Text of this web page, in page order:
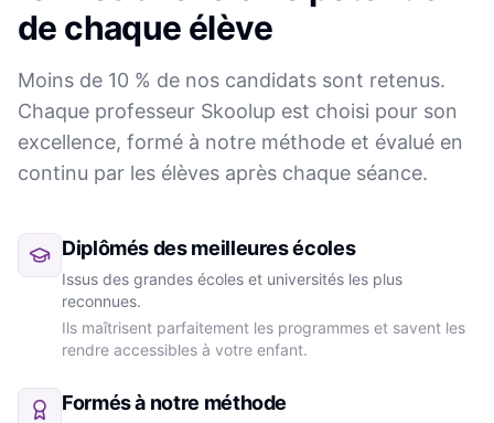
de chaque élève
Moins de 10 % de nos candidats sont retenus.
Chaque professeur Skoolup est choisi pour son
excellence, formé à notre méthode et évalué en
continu par les élèves après chaque séance.
Diplômés des meilleures écoles
Issus des grandes écoles et universités les plus
reconnues.
Ils maîtrisent parfaitement les programmes et savent les
rendre accessibles à votre enfant.
Formés à notre méthode